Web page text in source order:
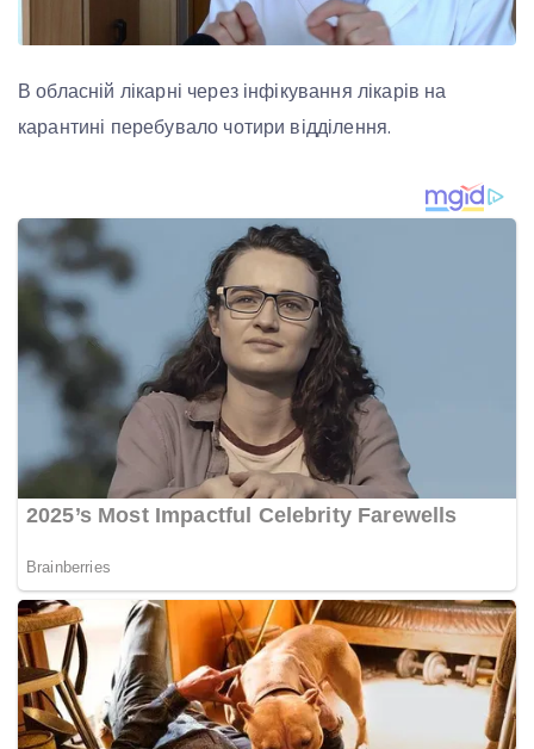
В обласній лікарні через інфікування лікарів на
карантині перебувало чотири відділення.